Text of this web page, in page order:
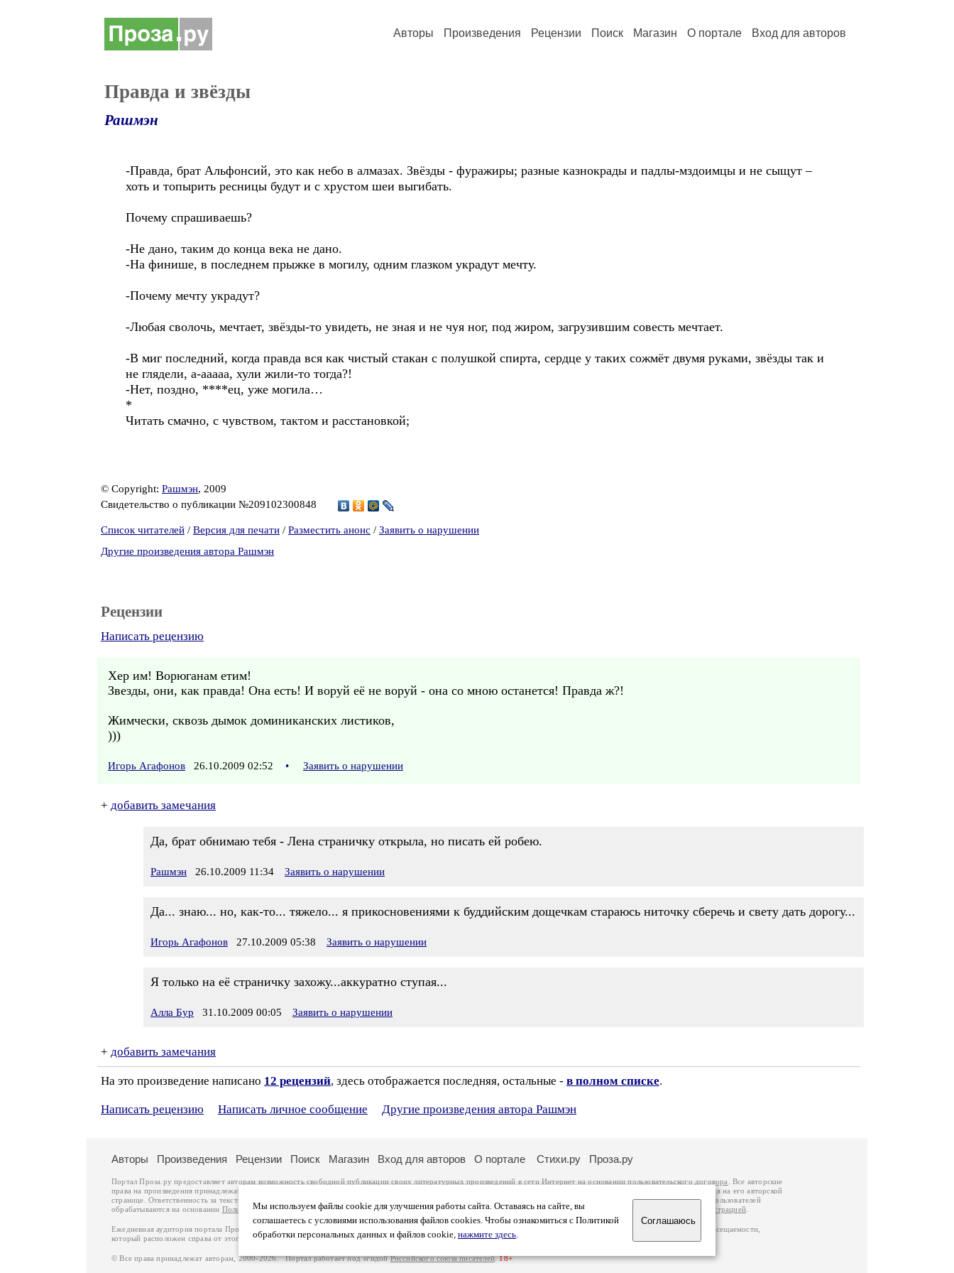
Авторы Произведения Рецензии Поиск Магазин О портале Вход для авторов
Правда и звёзды
Рашмэн
-Правда, брат Альфонсий, это как небо в алмазах. Звёзды - фуражиры; разные казнокрады и падлы-мздоимцы и не сыщут –
хоть и топырить ресницы будут и с хрустом шеи выгибать.
Почему спрашиваешь?
-Не дано, таким до конца века не дано.
-На финише, в последнем прыжке в могилу, одним глазком украдут мечту.
-Почему мечту украдут?
-Любая сволочь, мечтает, звёзды-то увидеть, не зная и не чуя ног, под жиром, загрузившим совесть мечтает.
-В миг последний, когда правда вся как чистый стакан с полушкой спирта, сердце у таких сожмёт двумя руками, звёзды так и
не глядели, а-ааааа, хули жили-то тогда?!
-Нет, поздно, ****ец, уже могила…
*
Читать смачно, с чувством, тактом и расстановкой;
© Copyright: Рашмэн, 2009
Свидетельство о публикации №209102300848
Список читателей / Версия для печати / Разместить анонс / Заявить о нарушении
Другие произведения автора Рашмэн
Рецензии
Написать рецензию
Хер им! Ворюганам етим!
Звезды, они, как правда! Она есть! И воруй её не воруй - она со мною останется! Правда ж?!
Жимчески, сквозь дымок доминиканских листиков,
)))
Игорь Агафонов 26.10.2009 02:52 • Заявить о нарушении
+ добавить замечания
Да, брат обнимаю тебя - Лена страничку открыла, но писать ей робею.
Рашмэн 26.10.2009 11:34 Заявить о нарушении
Да... знаю... но, как-то... тяжело... я прикосновениями к буддийским дощечкам стараюсь ниточку сберечь и свету дать дорогу...
Игорь Агафонов 27.10.2009 05:38 Заявить о нарушении
Я только на её страничку захожу...аккуратно ступая...
Алла Бур 31.10.2009 00:05 Заявить о нарушении
+ добавить замечания
На это произведение написано 12 рецензий, здесь отображается последняя, остальные - в полном списке.
Написать рецензию Написать личное сообщение Другие произведения автора Рашмэн
Мы используем файлы cookie для улучшения работы сайта. Оставаясь на сайте, вы
соглашаетесь с условиями использования файлов cookies. Чтобы ознакомиться с Политикой
обработки персональных данных и файлов cookie, нажмите здесь.
Соглашаюсь
Авторы Произведения Рецензии Поиск Магазин Вход для авторов О портале Стихи.ру Проза.ру
Портал Проза.ру предоставляет авторам возможность свободной публикации своих литературных произведений в сети Интернет на основаниипользовательского договора
. Все авторские
права на произведения принадлежат авторам и охраняются
. Перепечатка произведений возможна только с согласия его автора, к которому вы можете обратиться на его авторской
странице. Ответственность за тексты произведений авторы несут самостоятельно на основании
законодательства Российской Федерации. Данные пользователей
обрабатываются на основании Политики обработки персональных данных. Вы также можете посмотреть более подробнуюинформацию о портале связаться с администрацией
Ежедневная аудитория портала Проза.ру – порядка 100 тысяч посетителей, которые в общей сумме просматривают более полумиллиона страниц по данным счетчика посещаемости,
который расположен справа от этого текста. В каждой графе указано по две цифры: количество просмотров и количество посетителей.
© Все права принадлежат авторам, 2000-2026. Портал работает под эгидойРоссийского союза писателей.18+